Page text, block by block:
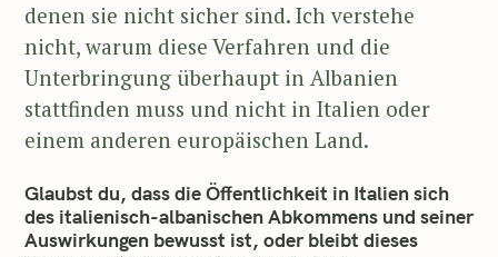
denen sie nicht sicher sind. Ich verstehe
nicht, warum diese Verfahren und die
Unterbringung überhaupt in Albanien
stattfinden muss und nicht in Italien oder
einem anderen europäischen Land.
Glaubst du, dass die Öffentlichkeit in Italien sich
des italienisch-albanischen Abkommens und seiner
Auswirkungen bewusst ist, oder bleibt dieses